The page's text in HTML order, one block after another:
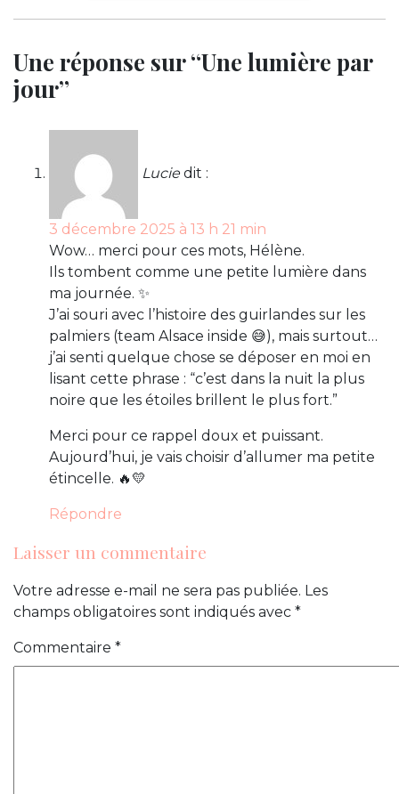
Une réponse sur “Une lumière par
jour”
Lucie dit :
3 décembre 2025 à 13 h 21 min
Wow… merci pour ces mots, Hélène.
Ils tombent comme une petite lumière dans
ma journée. ✨
J’ai souri avec l’histoire des guirlandes sur les
palmiers (team Alsace inside 😅), mais surtout…
j’ai senti quelque chose se déposer en moi en
lisant cette phrase : “c’est dans la nuit la plus
noire que les étoiles brillent le plus fort.”
Merci pour ce rappel doux et puissant.
Aujourd’hui, je vais choisir d’allumer ma petite
étincelle. 🔥💛
Répondre
Laisser un commentaire
Votre adresse e-mail ne sera pas publiée. Les
champs obligatoires sont indiqués avec *
Commentaire *